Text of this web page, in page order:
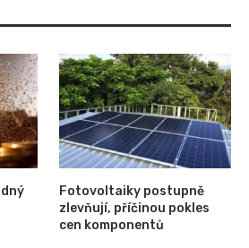
Fotovoltaiky postupně
zlevňují, příčinou pokles
cen komponentů